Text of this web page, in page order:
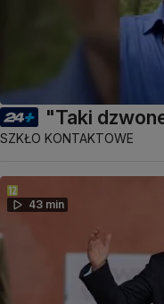
"Taki
SZKŁO KONTAKTOWE
43 min